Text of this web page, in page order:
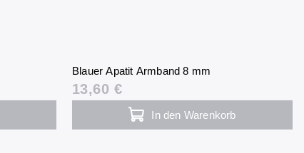
Blauer Apatit Armband 8 mm
13,60 €
In den Warenkorb